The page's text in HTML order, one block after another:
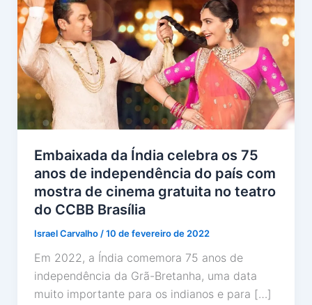
Embaixada da Índia celebra os 75
anos de independência do país com
mostra de cinema gratuita no teatro
do CCBB Brasília
Israel Carvalho/10 de fevereiro de 2022
Em 2022, a Índia comemora 75 anos de
independência da Grã-Bretanha, uma data
muito importante para os indianos e para […]